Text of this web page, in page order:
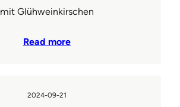
mit Glühweinkirschen
Read more
2024-09-21